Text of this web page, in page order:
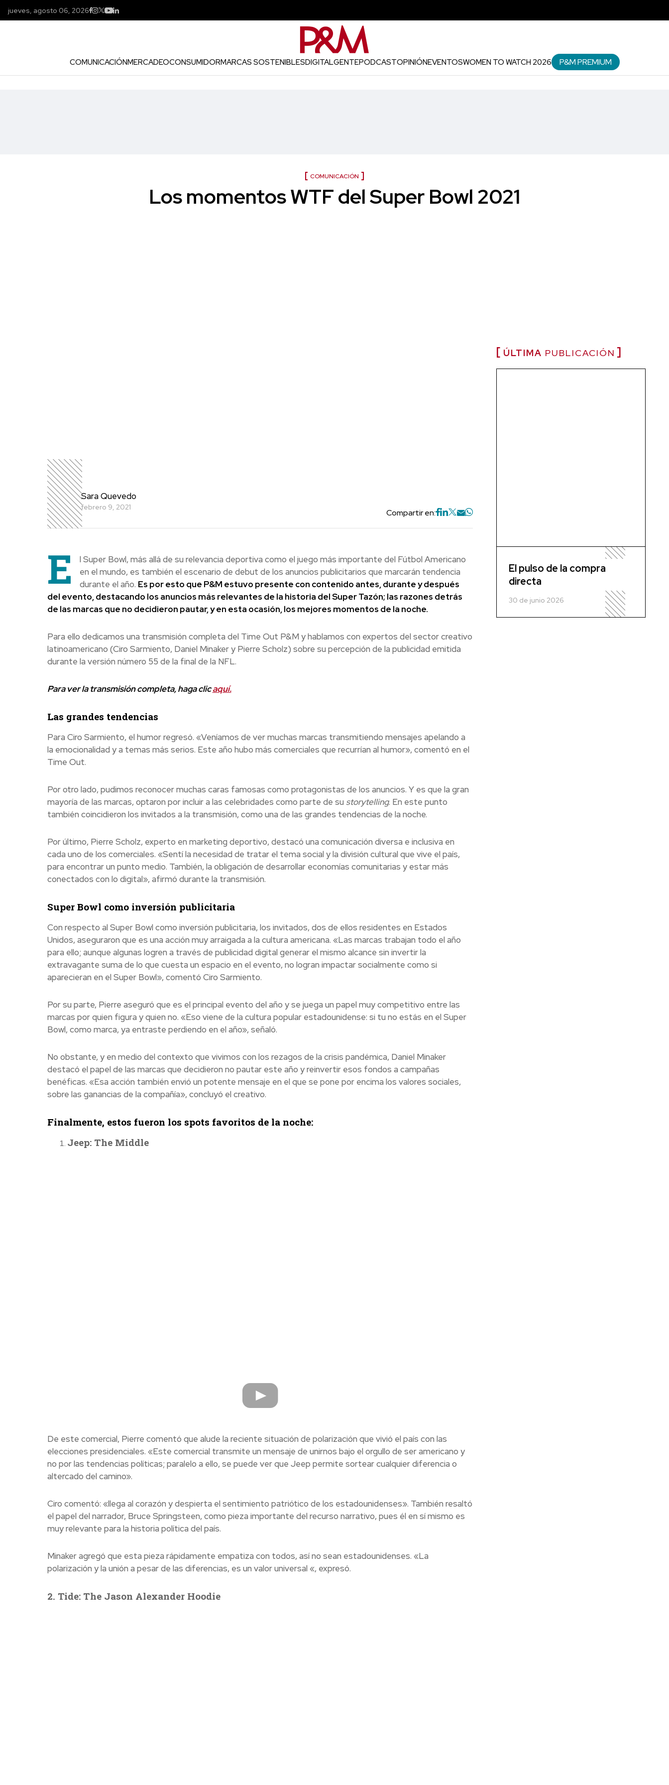
jueves, agosto 06, 2026
COMUNICACIÓNMERCADEOCONSUMIDORMARCAS SOSTENIBLESDIGITALGENTEPODCASTOPINIÓNEVENTOSWOMEN TO WATCH 2026 P&M PREMIUM
COMUNICACIÓN
Los momentos WTF del Super Bowl 2021
Sara Quevedo
febrero 9, 2021
Compartir en:
E
l Super Bowl, más allá de su relevancia deportiva como el juego más importante del Fútbol Americano
en el mundo, es también el escenario de debut de los anuncios publicitarios que marcarán tendencia
durante el año. Es por esto que P&M estuvo presente con contenido antes, durante y después
del evento, destacando los anuncios más relevantes de la historia del Super Tazón; las razones detrás
de las marcas que no decidieron pautar, y en esta ocasión, los mejores momentos de la noche.
Para ello dedicamos una transmisión completa del Time Out P&M y hablamos con expertos del sector creativo
latinoamericano (Ciro Sarmiento, Daniel Minaker y Pierre Scholz) sobre su percepción de la publicidad emitida
durante la versión número 55 de la final de la NFL.
Para ver la transmisión completa, haga clicaquí.
Las grandes tendencias
Para Ciro Sarmiento, el humor regresó. «Veníamos de ver muchas marcas transmitiendo mensajes apelando a
la emocionalidad y a temas más serios. Este año hubo más comerciales que recurrían al humor», comentó en el
Time Out.
Por otro lado, pudimos reconocer muchas caras famosas como protagonistas de los anuncios. Y es que la gran
mayoría de las marcas, optaron por incluir a las celebridades como parte de su storytelling. En este punto
también coincidieron los invitados a la transmisión, como una de las grandes tendencias de la noche.
Por último, Pierre Scholz, experto en marketing deportivo, destacó una comunicación diversa e inclusiva en
cada uno de los comerciales. «Sentí la necesidad de tratar el tema social y la división cultural que vive el país,
para encontrar un punto medio. También, la obligación de desarrollar economías comunitarias y estar más
conectados con lo digital», afirmó durante la transmisión.
Super Bowl como inversión publicitaria
Con respecto al Super Bowl como inversión publicitaria, los invitados, dos de ellos residentes en Estados
Unidos, aseguraron que es una acción muy arraigada a la cultura americana. «Las marcas trabajan todo el año
para ello; aunque algunas logren a través de publicidad digital generar el mismo alcance sin invertir la
extravagante suma de lo que cuesta un espacio en el evento, no logran impactar socialmente como si
aparecieran en el Super Bowl», comentó Ciro Sarmiento.
Por su parte, Pierre aseguró que es el principal evento del año y se juega un papel muy competitivo entre las
marcas por quien figura y quien no. «Eso viene de la cultura popular estadounidense: si tu no estás en el Super
Bowl, como marca, ya entraste perdiendo en el año», señaló.
No obstante, y en medio del contexto que vivimos con los rezagos de la crisis pandémica, Daniel Minaker
destacó el papel de las marcas que decidieron no pautar este año y reinvertir esos fondos a campañas
benéficas. «Esa acción también envió un potente mensaje en el que se pone por encima los valores sociales,
sobre las ganancias de la compañía», concluyó el creativo.
Finalmente, estos fueron los spots favoritos de la noche:
Jeep: The Middle
De este comercial, Pierre comentó que alude la reciente situación de polarización que vivió el país con las
elecciones presidenciales. «Este comercial transmite un mensaje de unirnos bajo el orgullo de ser americano y
no por las tendencias políticas; paralelo a ello, se puede ver que Jeep permite sortear cualquier diferencia o
altercado del camino».
Ciro comentó: «llega al corazón y despierta el sentimiento patriótico de los estadounidenses». También resaltó
el papel del narrador, Bruce Springsteen, como pieza importante del recurso narrativo, pues él en sí mismo es
muy relevante para la historia política del país.
Minaker agregó que esta pieza rápidamente empatiza con todos, así no sean estadounidenses. «La
polarización y la unión a pesar de las diferencias, es un valor universal «, expresó.
2. Tide: The Jason Alexander Hoodie
ÚLTIMA PUBLICACIÓN
El pulso de la compra
directa
30 de junio 2026